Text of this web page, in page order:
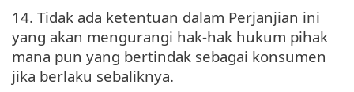
14. Tidak ada ketentuan dalam Perjanjian ini
yang akan mengurangi hak-hak hukum pihak
mana pun yang bertindak sebagai konsumen
jika berlaku sebaliknya.